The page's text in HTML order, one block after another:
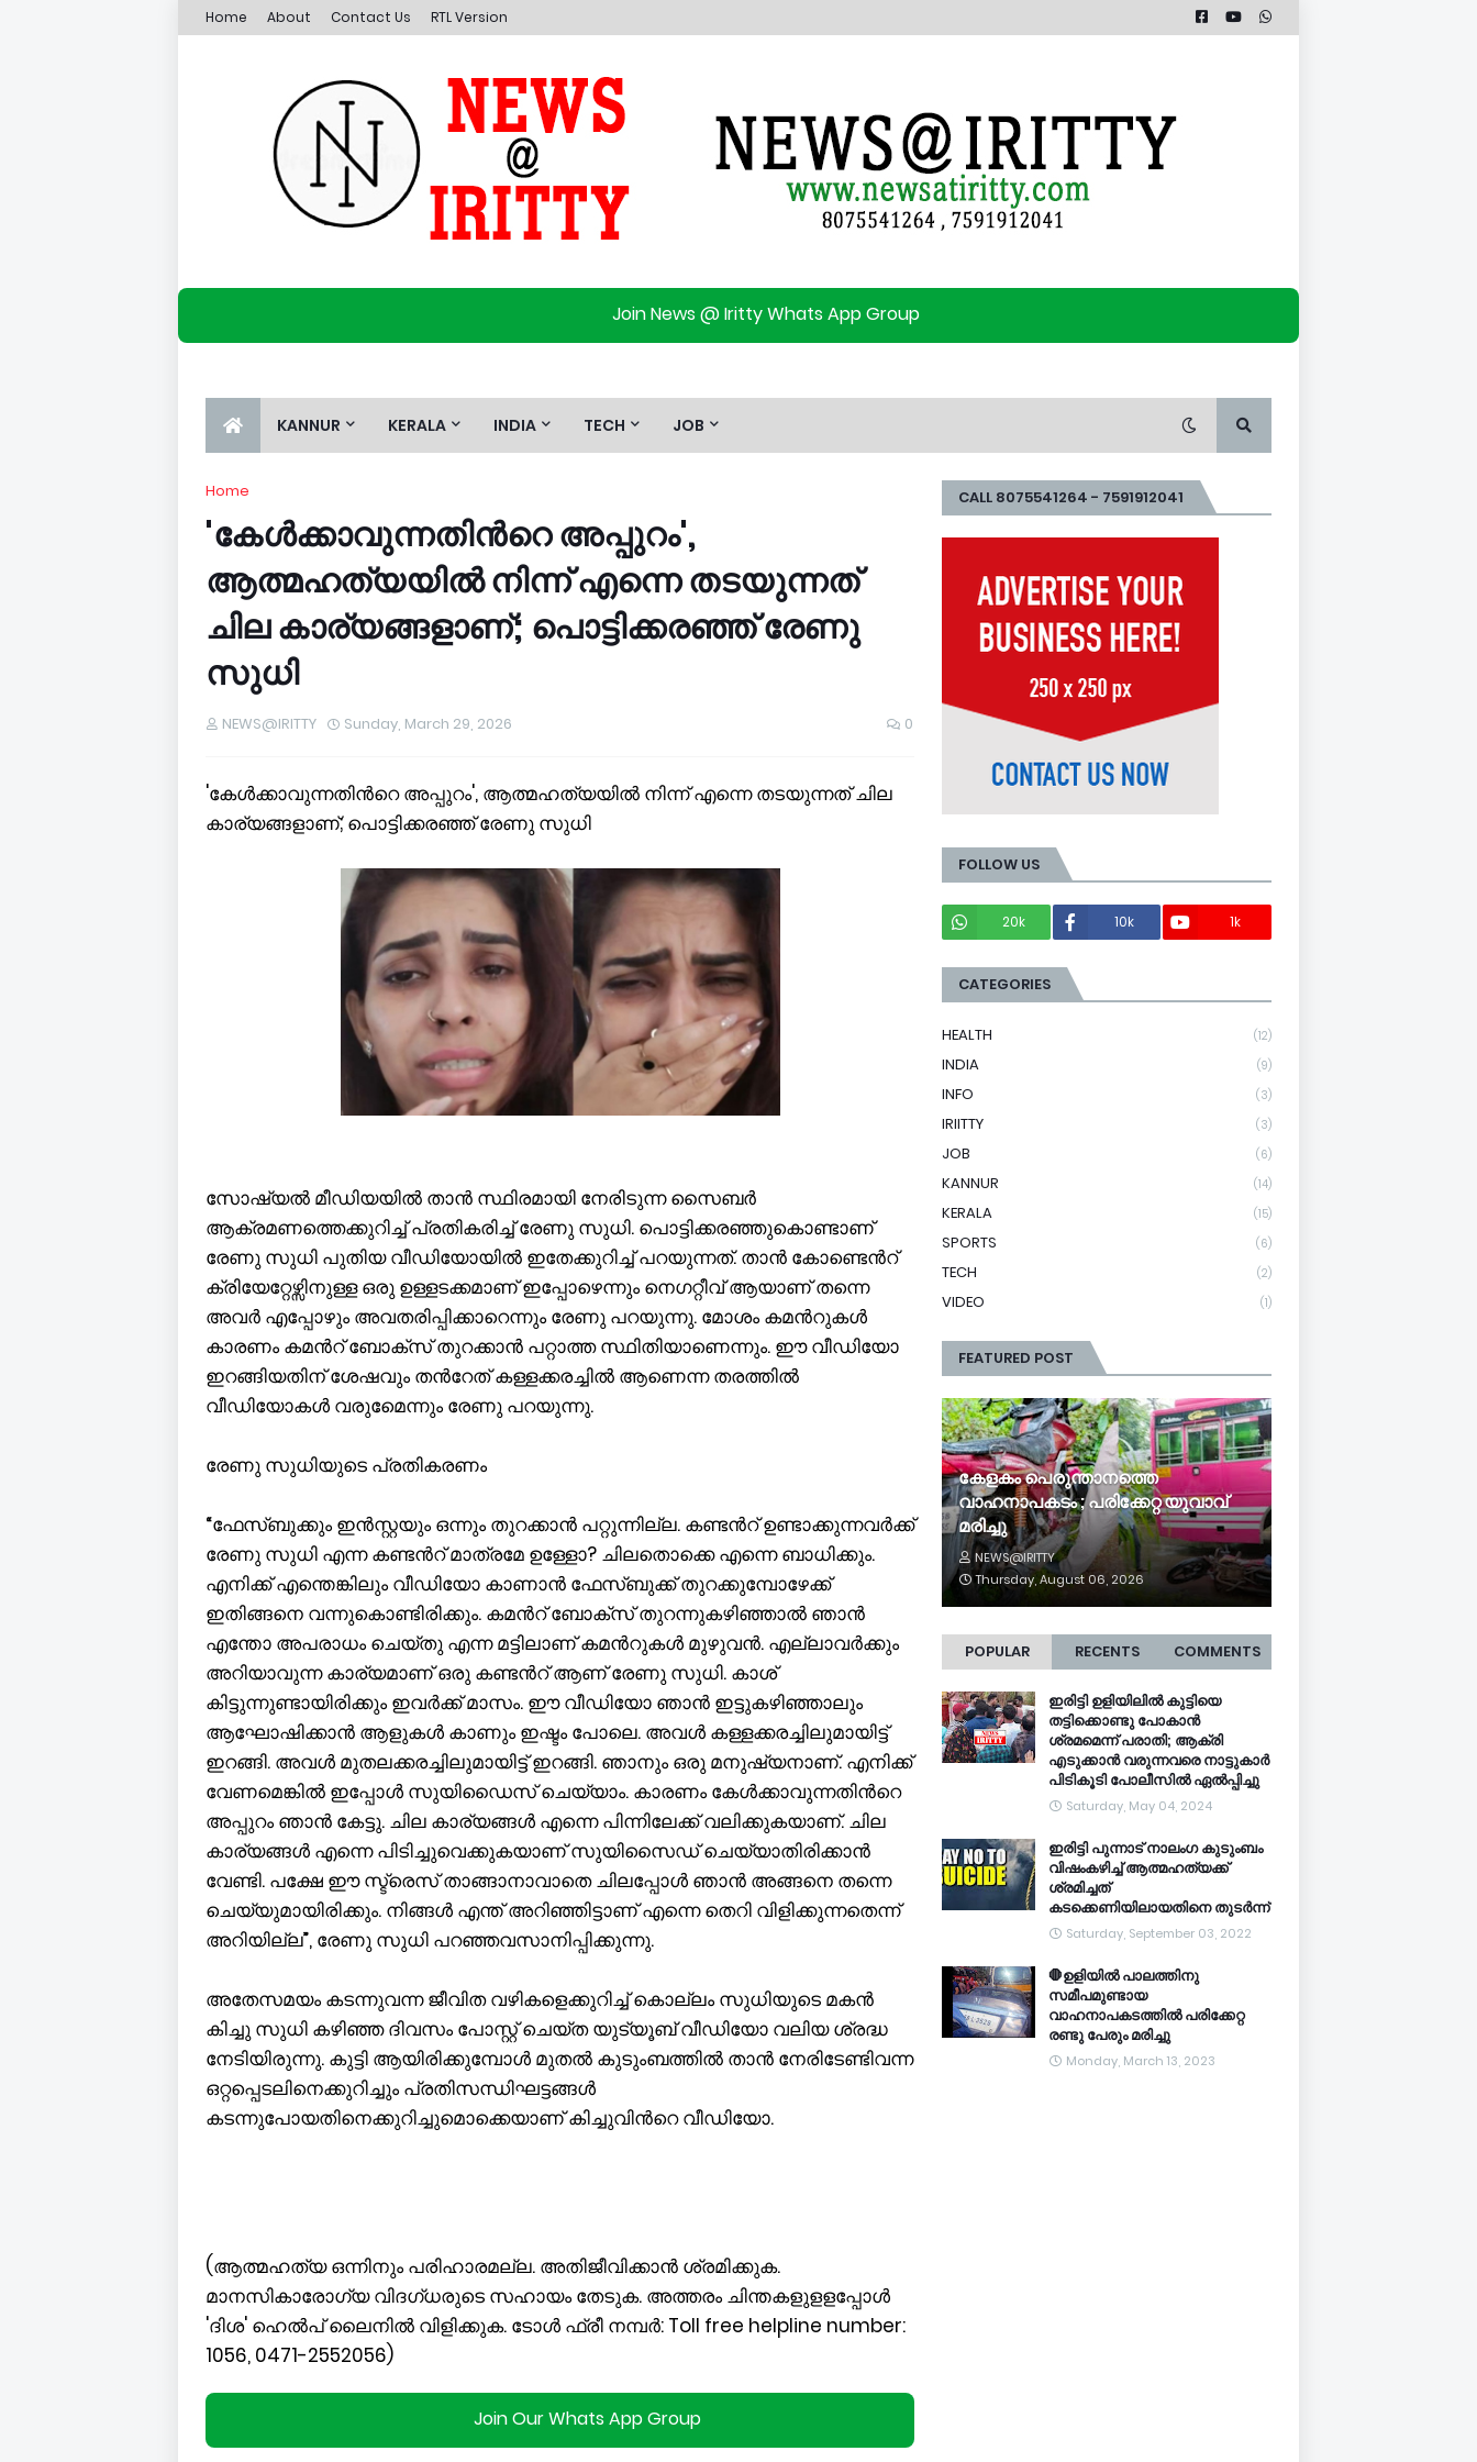
Home About Contact Us RTL Version
Join News @ Iritty Whats App Group
KANNUR KERALA INDIA TECH JOB
Home
'കേള്‍ക്കാവുന്നതിന്‍റെ അപ്പുറം',
ആത്മഹത്യയില്‍ നിന്ന് എന്നെ തടയുന്നത്
ചില കാര്യങ്ങളാണ്; പൊട്ടിക്കരഞ്ഞ് രേണു
സുധി
NEWS@IRITTY Sunday, March 29, 2026 0
'കേള്‍ക്കാവുന്നതിന്‍റെ അപ്പുറം', ആത്മഹത്യയില്‍ നിന്ന് എന്നെ തടയുന്നത് ചില
കാര്യങ്ങളാണ്; പൊട്ടിക്കരഞ്ഞ് രേണു സുധി
സോഷ്യല്‍ മീഡിയയില്‍ താന്‍ സ്ഥിരമായി നേരിടുന്ന സൈബര്‍
ആക്രമണത്തെക്കുറിച്ച് പ്രതികരിച്ച് രേണു സുധി. പൊട്ടിക്കരഞ്ഞുകൊണ്ടാണ്
രേണു സുധി പുതിയ വീഡിയോയില്‍ ഇതേക്കുറിച്ച് പറയുന്നത്. താന്‍ കോണ്ടെന്‍റ്
ക്രിയേറ്റേഴ്സിനുള്ള ഒരു ഉള്ളടക്കമാണ് ഇപ്പോഴെന്നും നെ​ഗറ്റീവ് ആയാണ് തന്നെ
അവര്‍ എപ്പോഴും അവതരിപ്പിക്കാറെന്നും രേണു പറയുന്നു. മോശം കമന്‍റുകള്‍
കാരണം കമന്‍റ് ബോക്സ് തുറക്കാന്‍ പറ്റാത്ത സ്ഥിതിയാണെന്നും. ഈ വീഡിയോ
ഇറങ്ങിയതിന് ശേഷവും തന്‍റേത് കള്ളക്കരച്ചില്‍ ആണെന്ന തരത്തില്‍
വീഡിയോകള്‍ വരുമേെന്നും രേണു പറയുന്നു.
രേണു സുധിയുടെ പ്രതികരണം
“ഫേസ്ബുക്കും ഇന്‍സ്റ്റയും ഒന്നും തുറക്കാന്‍ പറ്റുന്നില്ല. കണ്ടന്‍റ് ഉണ്ടാക്കുന്നവര്‍ക്ക്
രേണു സുധി എന്ന കണ്ടന്‍റ് മാത്രമേ ഉള്ളോ? ചിലതൊക്കെ എന്നെ ബാധിക്കും.
എനിക്ക് എന്തെങ്കിലും വീഡിയോ കാണാന്‍ ഫേസ്ബുക്ക് തുറക്കുമ്പോഴേക്ക്
ഇതിങ്ങനെ വന്നുകൊണ്ടിരിക്കും. കമന്‍റ് ബോക്സ് തുറന്നുകഴിഞ്ഞാല്‍ ഞാന്‍
എന്തോ അപരാധം ചെയ്തു എന്ന മട്ടിലാണ് കമന്‍റുകള്‍ മുഴുവന്‍. എല്ലാവര്‍ക്കും
അറിയാവുന്ന കാര്യമാണ് ഒരു കണ്ടന്‍റ് ആണ് രേണു സുധി. കാശ്
കിട്ടുന്നുണ്ടായിരിക്കും ഇവര്‍ക്ക് മാസം. ഈ വീഡിയോ ഞാന്‍ ഇട്ടുകഴിഞ്ഞാലും
ആഘോഷിക്കാന്‍ ആളുകള്‍ കാണും ഇഷ്ടം പോലെ. അവള്‍ കള്ളക്കരച്ചിലുമായിട്ട്
ഇറങ്ങി. അവള്‍ മുതലക്കരച്ചിലുമായിട്ട് ഇറങ്ങി. ഞാനും ഒരു മനുഷ്യനാണ്. എനിക്ക്
വേണമെങ്കില്‍ ഇപ്പോള്‍ സുയിഡൈസ് ചെയ്യാം. കാരണം കേള്‍ക്കാവുന്നതിന്‍റെ
അപ്പുറം ഞാന്‍ കേട്ടു. ചില കാര്യങ്ങള്‍ എന്നെ പിന്നിലേക്ക് വലിക്കുകയാണ്. ചില
കാര്യങ്ങള്‍ എന്നെ പിടിച്ചുവെക്കുകയാണ് സുയിസൈഡ് ചെയ്യാതിരിക്കാന്‍
വേണ്ടി. പക്ഷേ ഈ സ്ട്രെസ് താങ്ങാനാവാതെ ചിലപ്പോള്‍ ഞാന്‍ അങ്ങനെ തന്നെ
ചെയ്യുമായിരിക്കും. നിങ്ങള്‍ എന്ത് അറിഞ്ഞിട്ടാണ് എന്നെ തെറി വിളിക്കുന്നതെന്ന്
അറിയില്ല”, രേണു സുധി പറഞ്ഞവസാനിപ്പിക്കുന്നു.
അതേസമയം കടന്നുവന്ന ജീവിത വഴികളെക്കുറിച്ച് കൊല്ലം സുധിയുടെ മകന്‍
കിച്ചു സുധി കഴിഞ്ഞ ദിവസം പോസ്റ്റ് ചെയ്ത യുട്യൂബ് വീഡിയോ വലിയ ശ്രദ്ധ
നേടിയിരുന്നു. കുട്ടി ആയിരിക്കുമ്പോള്‍ മുതല്‍ കുടുംബത്തില്‍ താന്‍ നേരിടേണ്ടിവന്ന
ഒറ്റപ്പെടലിനെക്കുറിച്ചും പ്രതിസന്ധിഘട്ടങ്ങള്‍
കടന്നുപോയതിനെക്കുറിച്ചുമൊക്കെയാണ് കിച്ചുവിന്‍റെ വീഡിയോ.
(ആത്മഹത്യ ഒന്നിനും പരിഹാരമല്ല. അതിജീവിക്കാൻ ശ്രമിക്കുക.
മാനസികാരോഗ്യ വിദഗ്ധരുടെ സഹായം തേടുക. അത്തരം ചിന്തകളുളളപ്പോള്‍
'ദിശ' ഹെല്‍പ് ലൈനില്‍ വിളിക്കുക. ടോള്‍ ഫ്രീ നമ്പര്‍: Toll free helpline number:
1056, 0471-2552056)
Join Our Whats App Group
CALL 8075541264 - 7591912041
FOLLOW US
20k
10k 1k
CATEGORIES
HEALTH (12)
INDIA (9)
INFO (3)
IRIITTY (3)
JOB (6)
KANNUR (14)
KERALA (15)
SPORTS (6)
TECH (2)
VIDEO (1)
FEATURED POST
കേളകം പെരുന്താനത്തെ
വാഹനാപകടം ; പരിക്കേറ്റ യുവാവ്
മരിച്ചു
NEWS@IRITTY
Thursday, August 06, 2026
POPULAR RECENTS COMMENTS
ഇരിട്ടി ഉളിയിലിൽ കുട്ടിയെ
തട്ടിക്കൊണ്ടു പോകാൻ
ശ്രമമെന്ന് പരാതി; ആക്രി
എടുക്കാൻ വരുന്നവരെ നാട്ടുകാർ
പിടികൂടി പോലീസിൽ ഏൽപ്പിച്ചു
Saturday, May 04, 2024
ഇരിട്ടി പുന്നാട് നാലംഗ കുടുംബം
വിഷംകഴിച്ച്‌ ആത്മഹത്യക്ക്
ശ്രമിച്ചത്
കടക്കെണിയിലായതിനെ തുടർന്ന്
Saturday, September 03, 2022
🛑ഉളിയിൽ പാലത്തിനു
സമീപമുണ്ടായ
വാഹനാപകടത്തിൽ പരിക്കേറ്റ
രണ്ടു പേരും മരിച്ചു
Monday, March 13, 2023